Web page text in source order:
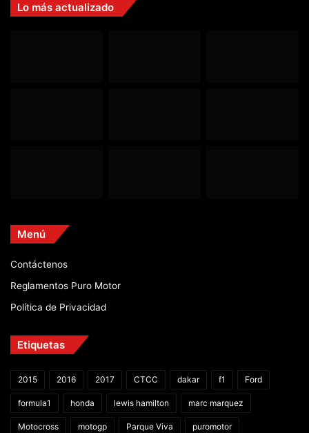
Lo más actualizado
Menú
Contáctenos
Reglamentos Puro Motor
Política de Privacidad
Etiquetas
2015 2016 2017 CTCC dakar f1 Ford
formula1 honda lewis hamilton marc marquez
Motocross motogp Parque Viva puromotor